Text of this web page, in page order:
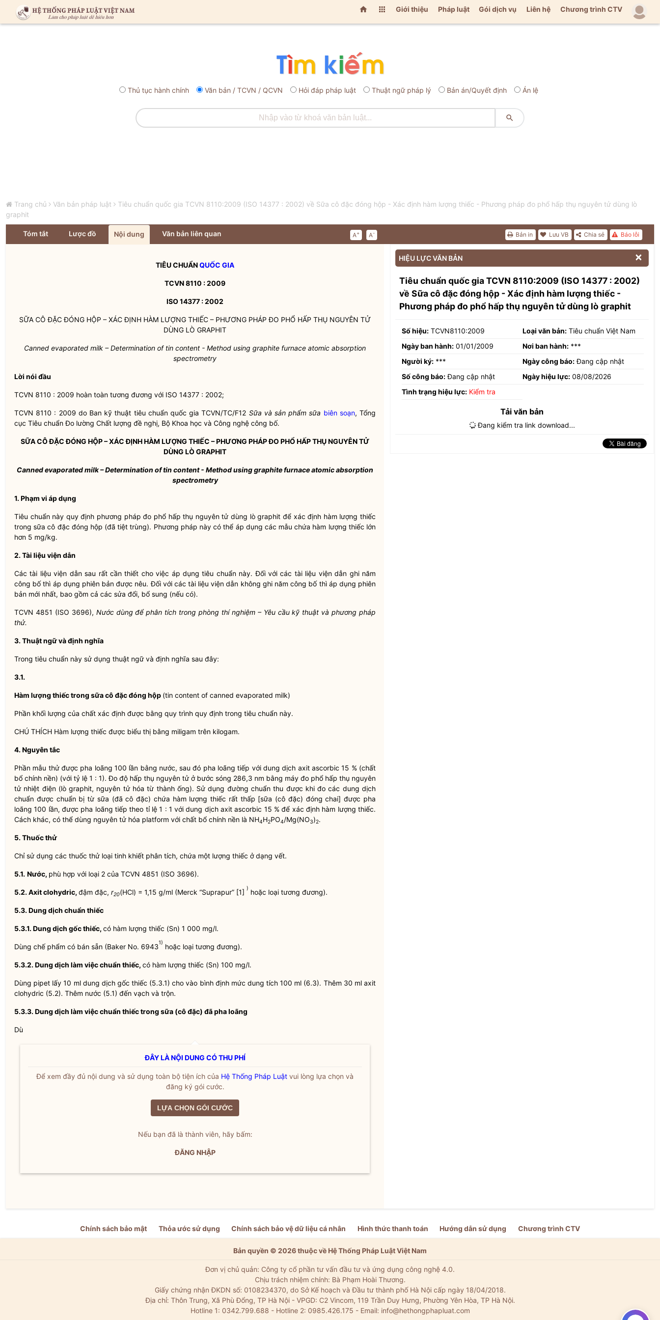
  Giới thiệu Pháp luật Gói dịch vụ Liên hệ Chương trình CTV
Thủ tục hành chính Văn bản / TCVN / QCVN Hỏi đáp pháp luật Thuật ngữ pháp lý Bản án/Quyết định Án lệ

Trang chủ Văn bản pháp luật
Tiêu chuẩn quốc gia TCVN 8110:2009 (ISO 14377 : 2002) về Sữa cô đặc đóng hộp - Xác định hàm lượng thiếc - Phương pháp đo phổ hấp thụ nguyên tử dùng lò
graphit
Tóm tắt Lược đồ Nội dung Văn bản liên quan A+ A- Báo lỗi
Chia sẻ
Lưu VB
Bản in
TIÊU CHUẨNQUỐC GIA
TCVN 8110 : 2009
ISO 14377 : 2002
SỮA CÔ ĐẶC ĐÓNG HỘP – XÁC ĐỊNH HÀM LƯỢNG THIẾC – PHƯƠNG PHÁP ĐO PHỔ HẤP THỤ NGUYÊN TỬ
DÙNG LÒ GRAPHIT
Canned evaporated milk – Determination of tin content - Method using graphite furnace atomic absorption
spectrometry
Lời nói đầu
TCVN 8110 : 2009 hoàn toàn tương đương với ISO 14377 : 2002;
TCVN 8110 : 2009 do Ban kỹ thuật tiêu chuẩn quốc gia TCVN/TC/F12 Sữa và sản phẩm sữa biên soạn, Tổng
cục Tiêu chuẩn Đo lường Chất lượng đề nghị, Bộ Khoa học và Công nghệ công bố.
SỮA CÔ ĐẶC ĐÓNG HỘP – XÁC ĐỊNH HÀM LƯỢNG THIẾC – PHƯƠNG PHÁP ĐO PHỔ HẤP THỤ NGUYÊN TỬ
DÙNG LÒ GRAPHIT
Canned evaporated milk – Determination of tin content - Method using graphite furnace atomic absorption
spectrometry
1. Phạm vi áp dụng
Tiêu chuẩn này quy định phương pháp đo phổ hấp thụ nguyên tử dùng lò graphit để xác định hàm lượng thiếc
trong sữa cô đặc đóng hộp (đã tiệt trùng). Phương pháp này có thể áp dụng các mẫu chứa hàm lượng thiếc lớn
hơn 5 mg/kg.
2. Tài liệu viện dẫn
Các tài liệu viện dẫn sau rất cần thiết cho việc áp dụng tiêu chuẩn này. Đối với các tài liệu viện dẫn ghi năm
công bố thì áp dụng phiên bản được nêu. Đối với các tài liệu viện dẫn không ghi năm công bố thì áp dụng phiên
bản mới nhất, bao gồm cả các sửa đổi, bổ sung (nếu có).
TCVN 4851 (ISO 3696), Nước dùng để phân tích trong phòng thí nghiệm – Yêu cầu kỹ thuật và phương pháp
thử.
3. Thuật ngữ và định nghĩa
Trong tiêu chuẩn này sử dụng thuật ngữ và định nghĩa sau đây:
3.1.
Hàm lượng thiếc trong sữa cô đặc đóng hộp (tin content of canned evaporated milk)
Phần khối lượng của chất xác định được bằng quy trình quy định trong tiêu chuẩn này.
CHÚ THÍCH Hàm lượng thiếc được biểu thị bằng miligam trên kilogam.
4. Nguyên tắc
Phần mẫu thử được pha loãng 100 lần bằng nước, sau đó pha loãng tiếp với dung dịch axit ascorbic 15 % (chất
bổ chính nền) (với tỷ lệ 1 : 1). Đo độ hấp thụ nguyên tử ở bước sóng 286,3 nm bằng máy đo phổ hấp thụ nguyên
tử nhiệt điện (lò graphit, nguyên tử hóa từ thành ống). Sử dụng đường chuẩn thu được khi đo các dung dịch
chuẩn được chuẩn bị từ sữa (đã cô đặc) chứa hàm lượng thiếc rất thấp [sữa (cô đặc) đóng chai] được pha
loãng 100 lần, được pha loãng tiếp theo tỉ lệ 1 : 1 với dung dịch axit ascorbic 15 % để xác định hàm lượng thiếc.
Cách khác, có thể dùng nguyên tử hóa platform với chất bổ chính nền là NH4H2PO4/Mg(NO3)2.
5. Thuốc thử
Chỉ sử dụng các thuốc thử loại tinh khiết phân tích, chứa một lượng thiếc ở dạng vết.
5.1. Nước, phù hợp với loại 2 của TCVN 4851 (ISO 3696).
5.2. Axit clohydric, đậm đặc, r20(HCl) = 1,15 g/ml (Merck “Suprapur” [1] ) hoặc loại tương đương).
5.3. Dung dịch chuẩn thiếc
5.3.1. Dung dịch gốc thiếc, có hàm lượng thiếc (Sn) 1 000 mg/l.
Dùng chế phẩm có bán sẵn (Baker No. 69431) hoặc loại tương đương).
5.3.2. Dung dịch làm việc chuẩn thiếc, có hàm lượng thiếc (Sn) 100 mg/l.
Dùng pipet lấy 10 ml dung dịch gốc thiếc (5.3.1) cho vào bình định mức dung tích 100 ml (6.3). Thêm 30 ml axit
clohydric (5.2). Thêm nước (5.1) đến vạch và trộn.
5.3.3. Dung dịch làm việc chuẩn thiếc trong sữa (cô đặc) đã pha loãng
Dù
ĐÂY LÀ NỘI DUNG CÓ THU PHÍ
Để xem đầy đủ nội dung và sử dụng toàn bộ tiện ích của Hệ Thống Pháp Luật vui lòng lựa chọn và
đăng ký gói cước.
LỰA CHỌN GÓI CƯỚC
Nếu bạn đã là thành viên, hãy bấm:
ĐĂNG NHẬP
HIỆU LỰC VĂN BẢN 
Tiêu chuẩn quốc gia TCVN 8110:2009 (ISO 14377 : 2002)
về Sữa cô đặc đóng hộp - Xác định hàm lượng thiếc -
Phương pháp đo phổ hấp thụ nguyên tử dùng lò graphit
Số hiệu: TCVN8110:2009 Loại văn bản: Tiêu chuẩn Việt Nam
Ngày ban hành: 01/01/2009 Nơi ban hành: ***
Người ký: *** Ngày công báo:Đang cập nhật
Số công báo:Đang cập nhật Ngày hiệu lực: 08/08/2026
Tình trạng hiệu lực: Kiểm tra
Tải văn bản
Đang kiểm tra link download...
Chính sách bảo mật Thỏa ước sử dụng Chính sách bảo vệ dữ liệu cá nhân Hình thức thanh toán Hướng dẫn sử dụng Chương trình CTV
Bản quyền © 2026 thuộc về Hệ Thống Pháp Luật Việt Nam
Đơn vị chủ quản: Công ty cổ phần tư vấn đầu tư và ứng dụng công nghệ 4.0.
Chịu trách nhiệm chính: Bà Phạm Hoài Thương.
Giấy chứng nhận ĐKDN số: 0108234370, do Sở Kế hoạch và Đầu tư thành phố Hà Nội cấp ngày 18/04/2018.
Địa chỉ: Thôn Trung, Xã Phù Đổng, TP Hà Nội - VPGD: C2 Vincom, 119 Trần Duy Hưng, Phường Yên Hòa, TP Hà Nội.
Hotline 1: 0342.799.688 - Hotline 2: 0985.426.175 - Email: info@hethongphapluat.com